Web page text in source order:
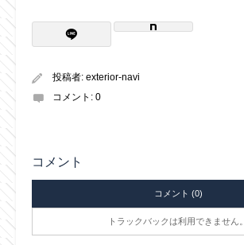
投稿者: exterior-navi
コメント: 0
コメント
コメント (0)
トラックバックは利用できません。